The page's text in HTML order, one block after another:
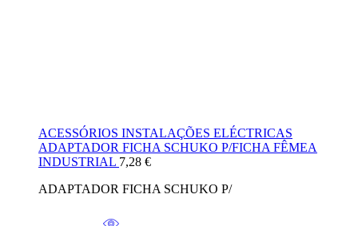
ACESSÓRIOS INSTALAÇÕES ELÉCTRICAS
ADAPTADOR FICHA SCHUKO P/FICHA FÊMEA
INDUSTRIAL 7,28 €
ADAPTADOR FICHA SCHUKO P/